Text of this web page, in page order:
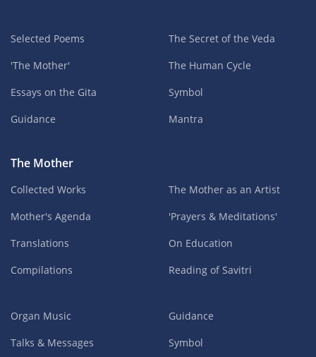
Selected Poems
'The Mother'
Essays on the Gita
Guidance
The Secret of the Veda
The Human Cycle
Symbol
Mantra
The Mother
Collected Works
Mother's Agenda
Translations
Compilations
The Mother as an Artist
'Prayers & Meditations'
On Education
Reading of Savitri
Organ Music
Talks & Messages
Guidance
Symbol